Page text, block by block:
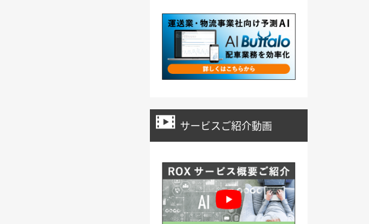
サービスご紹介動画